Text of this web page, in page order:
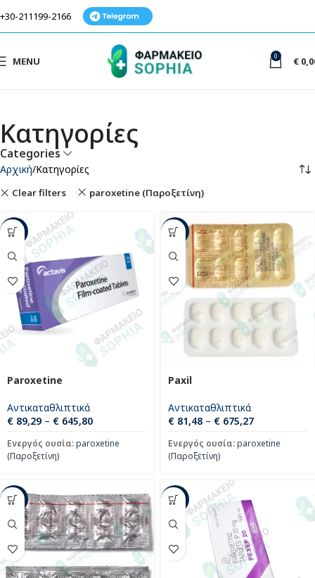
+30-211199-2166
MENU 0 €
Κατηγορίες
Categories
Αρχική Κατηγορίες
Clear filters paroxetine (Παροξετίνη)
-40%
Paroxetine
Αντικαταθλιπτικά
€ 89,29 – € 645,80
Ενεργός ουσία:paroxetine
(Παροξετίνη)
-64%
Paxil
Αντικαταθλιπτικά
€ 81,48 – € 675,27
Ενεργός ουσία:paroxetine
(Παροξετίνη)
-42% -36%